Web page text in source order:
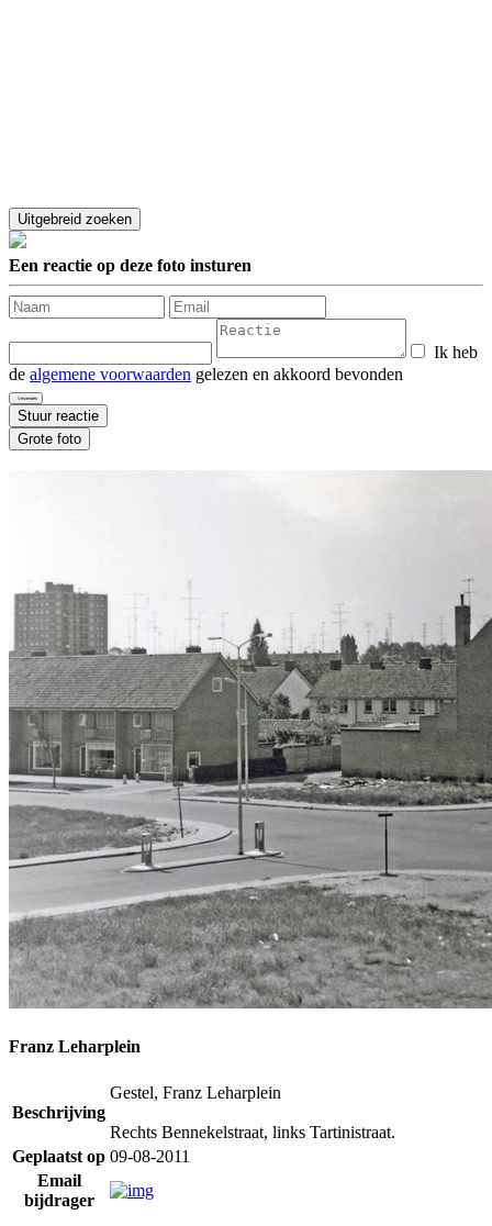
Een reactie op deze foto insturen
Ik heb
de algemene voorwaarden gelezen en akkoord bevonden
Franz Leharplein
Beschrijving
Gestel, Franz Leharplein
Rechts Bennekelstraat, links Tartinistraat.
Geplaatst op 09-08-2011
Email
bijdrager